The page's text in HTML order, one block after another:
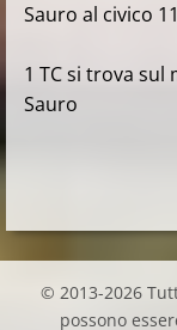
Sauro al civico
1 TC si trova sul
Sauro
© 2013-2026
possono